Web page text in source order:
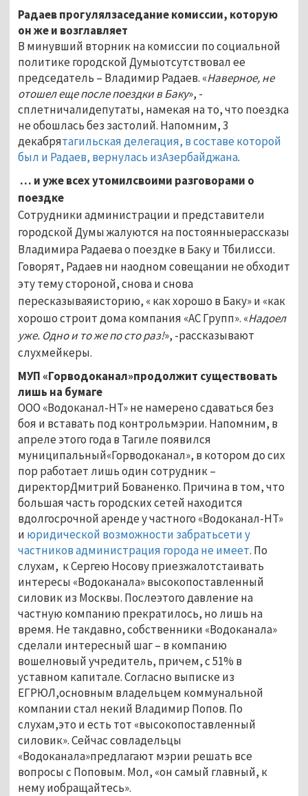
Радаев прогулялзаседание комиссии, которую
он же и возглавляет
В минувший вторник на комиссии по социальной
политике городской Думыотсутствовал ее
председатель – Владимир Радаев. «Наверное, не
отошел еще после поездки в Баку», -
сплетничалидепутаты, намекая на то, что поездка
не обошлась без застолий. Напомним, 3
декабрятагильская делегация, в составе которой
был и Радаев, вернулась изАзербайджана.
… и уже всех утомилсвоими разговорами о
поездке
Сотрудники администрации и представители
городской Думы жалуются на постоянныерассказы
Владимира Радаева о поездке в Баку и Тбилисси.
Говорят, Радаев ни наодном совещании не обходит
эту тему стороной, снова и снова
пересказываяисторию, « как хорошо в Баку» и «как
хорошо строит дома компания «АС Групп». «Надоел
уже. Одно и то же по сто раз!», -рассказывают
слухмейкеры.
МУП «Горводоканал»продолжит существовать
лишь на бумаге
ООО «Водоканал-НТ» не намерено сдаваться без
боя и вставать под контрольмэрии. Напомним, в
апреле этого года в Тагиле появился
муниципальный«Горводоканал», в котором до сих
пор работает лишь один сотрудник –
директорДмитрий Бованенко. Причина в том, что
большая часть городских сетей находится
вдолгосрочной аренде у частного «Водоканал-НТ»
и юридической возможности забратьсети у
частников администрация города не имеет. По
слухам, к Сергею Носову приезжалотстаивать
интересы «Водоканала» высокопоставленный
силовик из Москвы. Послеэтого давление на
частную компанию прекратилось, но лишь на
время. Не такдавно, собственники «Водоканала»
сделали интересный шаг – в компанию
вошелновый учредитель, причем, с 51% в
уставном капитале. Согласно выписке из
ЕГРЮЛ,основным владельцем коммунальной
компании стал некий Владимир Попов. По
слухам,это и есть тот «высокопоставленный
силовик». Сейчас совладельцы
«Водоканала»предлагают мэрии решать все
вопросы с Поповым. Мол, «он самый главный, к
нему иобращайтесь».